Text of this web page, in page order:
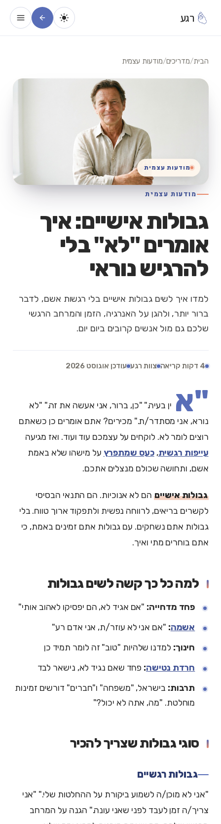
רגע
הבית/מדריכים/מודעות עצמית
מודעות עצמית
גבולות אישיים: איך
אומרים "לא" בלי
להרגיש נוראי
למדו איך לשים גבולות אישיים בלי רגשות אשם, לדבר
ברור יותר, ולהגן על האנרגיה, הזמן והמרחב הרגשי
שלכם גם מול אנשים קרובים ביום יום.
4 דקות קריאה צוות רגע עודכן אוגוסט 2026
מודעות עצמית
"א ין בעיה." "כן, ברור, אני אעשה את זה." "לא
נורא, אני מסתדר/ת." מכירים? אתם אומרים כן כשאתם
רוצים לומר לא. לוקחים על עצמכם עוד ועוד. ואז מגיעה
עייפות רגשית,כעס שמתפרץ על מישהו שלא באמת
אשם, ותחושה שכולם מנצלים אתכם.
גבולות אישיים הם לא אנוכיות. הם התנאי הבסיסי
לקשרים בריאים, לרווחה נפשית ולתפקוד ארוך טווח. בלי
גבולות אתם נשחקים. עם גבולות אתם זמינים באמת, כי
אתם בוחרים מתי ואיך.
למה כל כך קשה לשים גבולות
פחד מדחייה: "אם אגיד לא, הם יפסיקו לאהוב אותי"
אשמה: "אם אני לא עוזר/ת, אני אדם רע"
חינוך: למדנו שלהיות "טוב" זה לומר תמיד כן
חרדת נטישה: פחד שאם נגיד לא, נישאר לבד
תרבות: בישראל, "משפחה" ו"חברים" דורשים זמינות
מוחלטת. "מה, אתה לא יכול?"
סוגי גבולות שצריך להכיר
גבולות רגשיים
"אני לא מוכן/ה לשמוע ביקורת על ההחלטות שלי." "אני
צריך/ה זמן לעבד לפני שאני עונה." הגנה על המרחב